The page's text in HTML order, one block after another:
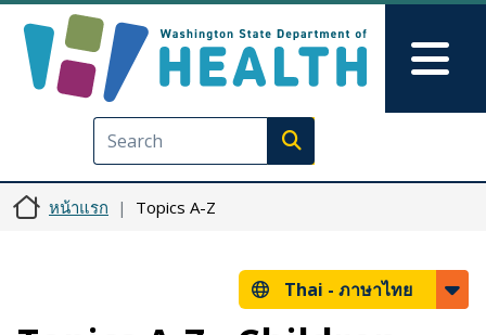
Execute search
หน้าแรก Topics A-Z
Thai - ภาษาไทย